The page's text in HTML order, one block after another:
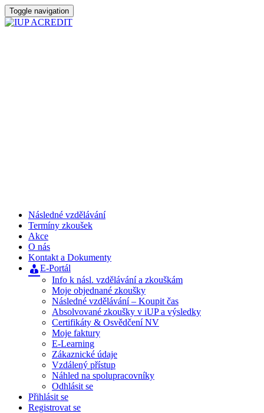
Toggle navigation
Následné vzdělávání
Termíny zkoušek
Akce
O nás
Kontakt a Dokumenty
E-Portál
Info k násl. vzdělávání a zkouškám
Moje objednané zkoušky
Následné vzdělávání – Koupit čas
Absolvované zkoušky v iUP a výsledky
Certifikáty & Osvědčení NV
Moje faktury
E-Learning
Zákaznické údaje
Vzdálený přístup
Náhled na spolupracovníky
Odhlásit se
Přihlásit se
Registrovat se